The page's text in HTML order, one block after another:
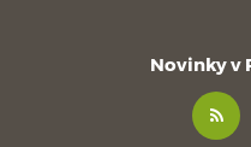
Novinky v